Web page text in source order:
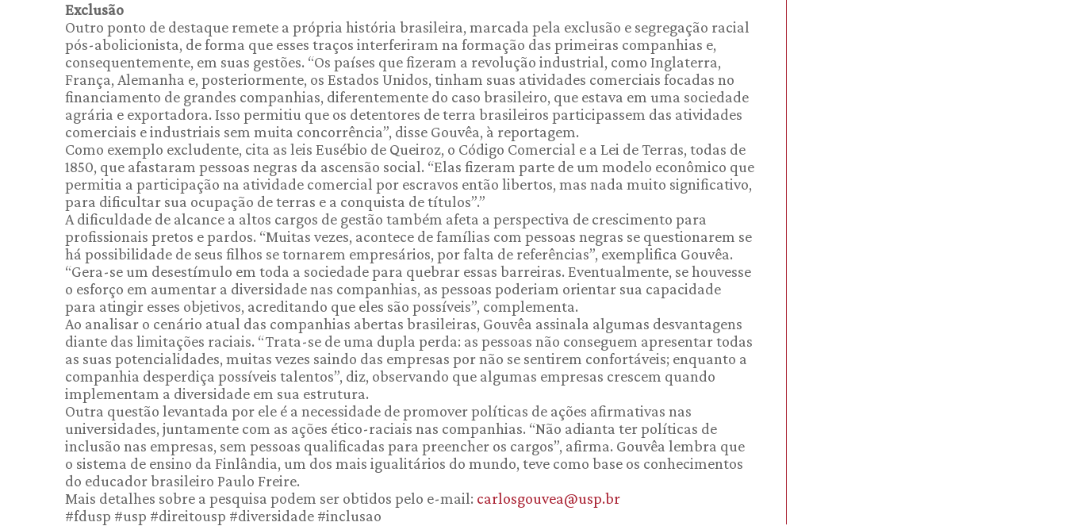
Exclusão
Outro ponto de destaque remete a própria história brasileira, marcada pela exclusão e segregação racial
pós-abolicionista, de forma que esses traços interferiram na formação das primeiras companhias e,
consequentemente, em suas gestões. “Os países que fizeram a revolução industrial, como Inglaterra,
França, Alemanha e, posteriormente, os Estados Unidos, tinham suas atividades comerciais focadas no
financiamento de grandes companhias, diferentemente do caso brasileiro, que estava em uma sociedade
agrária e exportadora. Isso permitiu que os detentores de terra brasileiros participassem das atividades
comerciais e industriais sem muita concorrência”, disse Gouvêa, à reportagem.
Como exemplo excludente, cita as leis Eusébio de Queiroz, o Código Comercial e a Lei de Terras, todas de
1850, que afastaram pessoas negras da ascensão social. “Elas fizeram parte de um modelo econômico que
permitia a participação na atividade comercial por escravos então libertos, mas nada muito significativo,
para dificultar sua ocupação de terras e a conquista de títulos”.”
A dificuldade de alcance a altos cargos de gestão também afeta a perspectiva de crescimento para
profissionais pretos e pardos. “Muitas vezes, acontece de famílias com pessoas negras se questionarem se
há possibilidade de seus filhos se tornarem empresários, por falta de referências”, exemplifica Gouvêa.
“Gera-se um desestímulo em toda a sociedade para quebrar essas barreiras. Eventualmente, se houvesse
o esforço em aumentar a diversidade nas companhias, as pessoas poderiam orientar sua capacidade
para atingir esses objetivos, acreditando que eles são possíveis”, complementa.
Ao analisar o cenário atual das companhias abertas brasileiras, Gouvêa assinala algumas desvantagens
diante das limitações raciais. “Trata-se de uma dupla perda: as pessoas não conseguem apresentar todas
as suas potencialidades, muitas vezes saindo das empresas por não se sentirem confortáveis; enquanto a
companhia desperdiça possíveis talentos”, diz, observando que algumas empresas crescem quando
implementam a diversidade em sua estrutura.
Outra questão levantada por ele é a necessidade de promover políticas de ações afirmativas nas
universidades, juntamente com as ações ético-raciais nas companhias. “Não adianta ter políticas de
inclusão nas empresas, sem pessoas qualificadas para preencher os cargos”, afirma. Gouvêa lembra que
o sistema de ensino da Finlândia, um dos mais igualitários do mundo, teve como base os conhecimentos
do educador brasileiro Paulo Freire.
Mais detalhes sobre a pesquisa podem ser obtidos pelo e-mail: carlosgouvea@usp.br
#fdusp #usp #direitousp #diversidade #inclusao